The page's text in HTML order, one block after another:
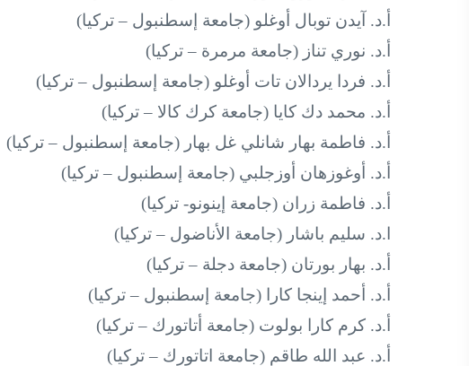
أ.د. آيدن توبال أوغلو (جامعة إسطنبول – تركيا)
أ.د. نوري تناز (جامعة مرمرة – تركيا)
أ.د. فردا يردالان تات أوغلو (جامعة إسطنبول – تركيا)
أ.د. محمد دك كايا (جامعة كرك كالا – تركيا)
أ.د. فاطمة بهار شانلي غل بهار (جامعة إسطنبول – تركيا)
أ.د. أوغوزهان أوزجلبي (جامعة إسطنبول – تركيا)
أ.د. فاطمة زران (جامعة إينونو- تركيا)
ا.د. سليم باشار (جامعة الأناضول – تركيا)
أ.د. بهار بورتان (جامعة دجلة – تركيا)
أ.د. أحمد إينجا كارا (جامعة إسطنبول – تركيا)
أ.د. كرم كارا بولوت (جامعة أتاتورك – تركيا)
أ.د. عبد الله طاقم (جامعة اتاتورك – تركيا)